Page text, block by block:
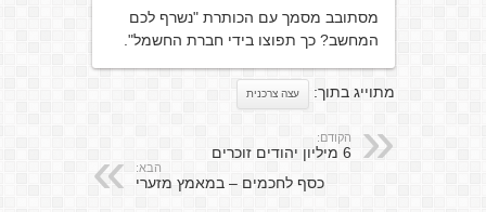
מסתובב מסמך עם הכותרת "נשרף לכם
המחשב? כך תפוצו בידי חברת החשמל".
מתוייג בתוך: עצה צרכנית
הקודם:
6 מיליון יהודים זוכרים
הבא:
כסף לחכמים – במאמץ מזערי